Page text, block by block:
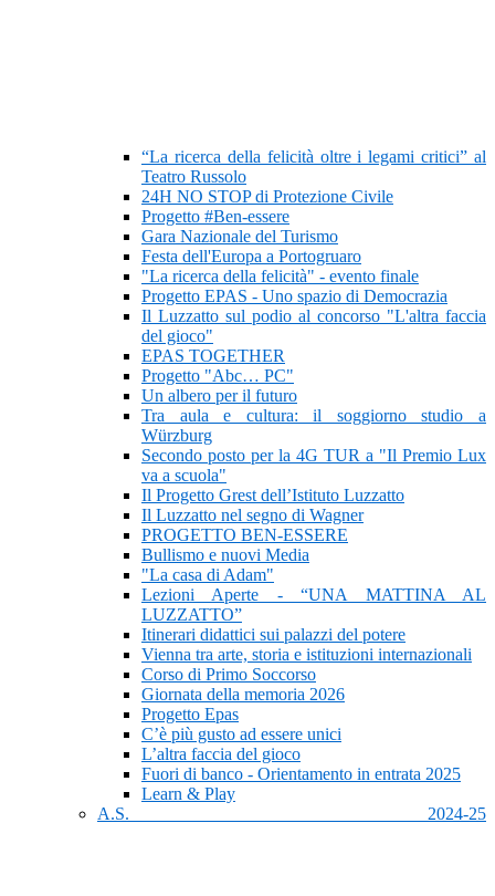
“La ricerca della felicità oltre i legami critici” al
Teatro Russolo
24H NO STOP di Protezione Civile
Progetto #Ben-essere
Gara Nazionale del Turismo
Festa dell'Europa a Portogruaro
"La ricerca della felicità" - evento finale
Progetto EPAS - Uno spazio di Democrazia
Il Luzzatto sul podio al concorso "L'altra faccia
del gioco"
EPAS TOGETHER
Progetto "Abc… PC"
Un albero per il futuro
Tra aula e cultura: il soggiorno studio a
Würzburg
Secondo posto per la 4G TUR a "Il Premio Lux
va a scuola"
Il Progetto Grest dell’Istituto Luzzatto
Il Luzzatto nel segno di Wagner
PROGETTO BEN-ESSERE
Bullismo e nuovi Media
"La casa di Adam"
Lezioni Aperte - “UNA MATTINA AL
LUZZATTO”
Itinerari didattici sui palazzi del potere
Vienna tra arte, storia e istituzioni internazionali
Corso di Primo Soccorso
Giornata della memoria 2026
Progetto Epas
C’è più gusto ad essere unici
L’altra faccia del gioco
Fuori di banco - Orientamento in entrata 2025
Learn & Play
A.S. 2024-25